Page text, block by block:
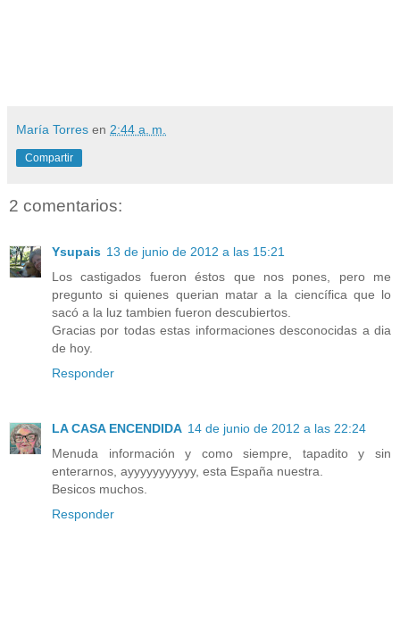
María Torres en 2:44 a. m.
Compartir
2 comentarios:
Ysupais 13 de junio de 2012 a las 15:21
Los castigados fueron éstos que nos pones, pero me
pregunto si quienes querian matar a la ciencífica que lo
sacó a la luz tambien fueron descubiertos.
Gracias por todas estas informaciones desconocidas a dia
de hoy.
Responder
LA CASA ENCENDIDA 14 de junio de 2012 a las 22:24
Menuda información y como siempre, tapadito y sin
enterarnos, ayyyyyyyyyyy, esta España nuestra.
Besicos muchos.
Responder